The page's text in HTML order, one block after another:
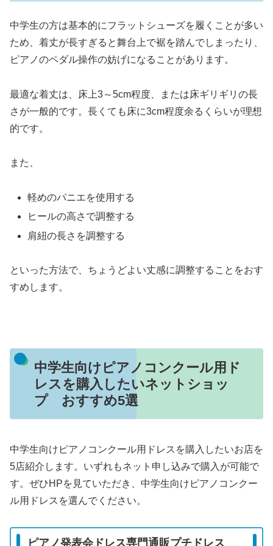
中学生の方は基本的にフラットシューズを履くことが多い
ため、着丈が長すぎると舞台上で裾を踏んでしまったり、
ピアノのペダル操作の妨げになることがあります。
最適な着丈は、床上3～5cm程度、または床ギリギリの長
さが一般的です。長くても床に3cm程度余るくらいが理想
的です。
また、
軽めのパニエを使用する
ヒールの高さで調整する
肩紐の長さを調整する
といった方法で、ちょうどよい丈感に調整することをおす
すめします。
中学生向けピアノコンクール用ド
レスを購入したいネットショッ
プ おすすめ5選
中学生向けピアノコンクール用ドレスを購入したいお店を
5店紹介します。いずれもネット申し込みで購入が可能で
す。ぜひHPを見ていただき、中学生向けピアノコンクー
ル用ドレスを選んでください。
ピアノ発表会ドレス専門通販プチドレス